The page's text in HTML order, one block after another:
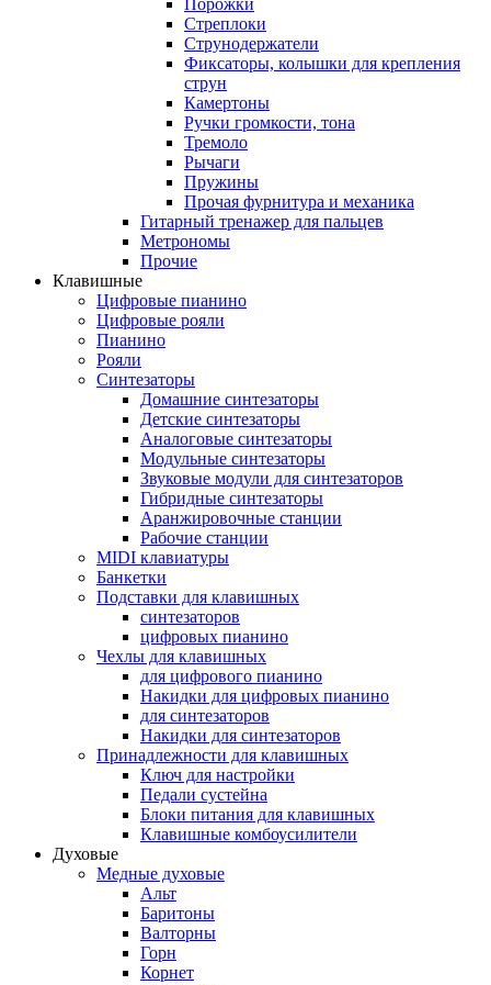
Порожки
Стреплоки
Струнодержатели
Фиксаторы, колышки для крепления
струн
Камертоны
Ручки громкости, тона
Тремоло
Рычаги
Пружины
Прочая фурнитура и механика
Гитарный тренажер для пальцев
Метрономы
Прочие
Клавишные
Цифровые пианино
Цифровые рояли
Пианино
Рояли
Синтезаторы
Домашние синтезаторы
Детские синтезаторы
Аналоговые синтезаторы
Модульные синтезаторы
Звуковые модули для синтезаторов
Гибридные синтезаторы
Аранжировочные станции
Рабочие станции
MIDI клавиатуры
Банкетки
Подставки для клавишных
синтезаторов
цифровых пианино
Чехлы для клавишных
для цифрового пианино
Накидки для цифровых пианино
для синтезаторов
Накидки для синтезаторов
Принадлежности для клавишных
Ключ для настройки
Педали сустейна
Блоки питания для клавишных
Клавишные комбоусилители
Духовые
Медные духовые
Альт
Баритоны
Валторны
Горн
Корнет